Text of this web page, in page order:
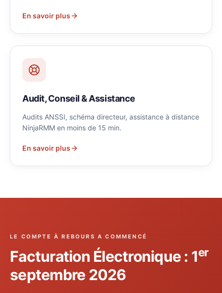
En savoir plus
Audit, Conseil & Assistance
Audits ANSSI, schéma directeur, assistance à distance
NinjaRMM en moins de 15 min.
En savoir plus
LE COMPTE À REBOURS A COMMENCÉ
Facturation Électronique : 1er
septembre 2026